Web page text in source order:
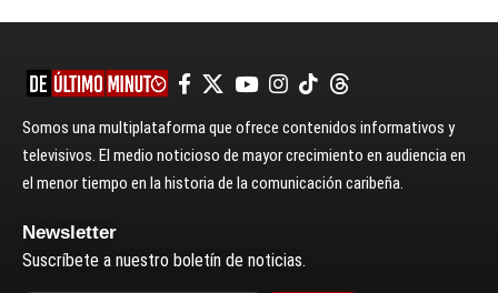
Somos una multiplataforma que ofrece contenidos informativos y
televisivos. El medio noticioso de mayor crecimiento en audiencia en
el menor tiempo en la historia de la comunicación caribeña.
Newsletter
Suscríbete a nuestro boletín de noticias.